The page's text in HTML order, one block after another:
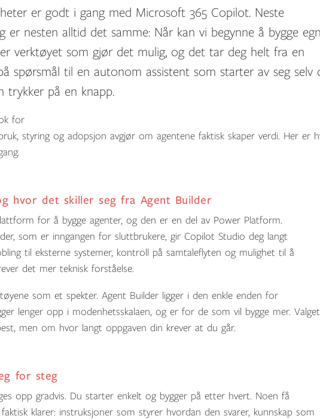
er godt i gang med Microsoft 365 Copilot. Neste
er nesten alltid det samme: Når kan vi begynne å bygge
verktøyet som gjør det mulig, og det tar deg helt fra en
spørsmål til en autonom assistent som starter av seg selv
trykker på en knapp.
for
styring og adopsjon avgjør om agentene faktisk skaper verdi. Her er
hvor det skiller seg fra Agent Builder
for å bygge agenter, og den er en del av Power Platform.
som er inngangen for sluttbrukere, gir Copilot Studio deg langt
til eksterne systemer, kontroll på samtaleflyten og mulighet til å
det mer teknisk forståelse.
som et spekter. Agent Builder ligger i den enkle enden for
lenger opp i modenhetsskalaen, og er for de som vil bygge mer. Valget
men om hvor langt oppgaven din krever at du går.
for steg
opp gradvis. Du starter enkelt og bygger på etter hvert. Noen få
klarer: instruksjoner som styrer hvordan den svarer, kunnskap som